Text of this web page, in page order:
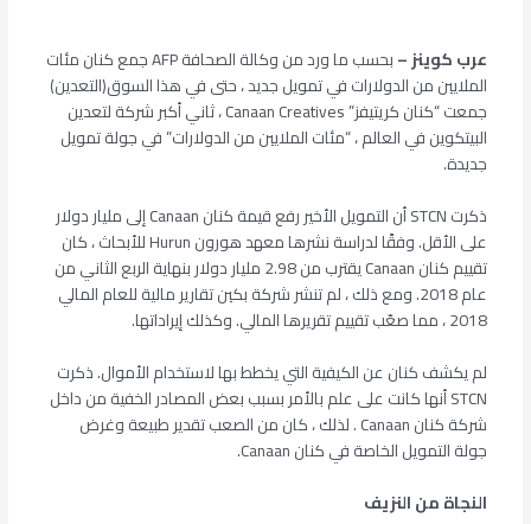
عرب كوينز –
بحسب ما ورد من وكالة الصحافة AFP جمع كنان مئات
الملايين من الدولارات في تمويل جديد ، حتى في هذا السوق(التعدين)
جمعت “كنان كريتيفز” Canaan Creatives ، ثاني أكبر شركة لتعدين
البيتكوين في العالم ، “مئات الملايين من الدولارات” في جولة تمويل
جديدة.
ذكرت STCN أن التمويل الأخير رفع قيمة كنان Canaan إلى مليار دولار
على الأقل. وفقًا لدراسة نشرها معهد هورون Hurun للأبحاث ، كان
تقييم كنان Canaan يقترب من 2.98 مليار دولار بنهاية الربع الثاني من
عام 2018. ومع ذلك ، لم تنشر شركة بكين تقارير مالية للعام المالي
2018 ، مما صعّب تقييم تقريرها المالي. وكذلك إيراداتها.
لم يكشف كنان عن الكيفية التي يخطط بها لاستخدام الأموال. ذكرت
STCN أنها كانت على علم بالأمر بسبب بعض المصادر الخفية من داخل
شركة كنان Canaan . لذلك ، كان من الصعب تقدير طبيعة وغرض
جولة التمويل الخاصة في كنان Canaan.
النجاة من النزيف